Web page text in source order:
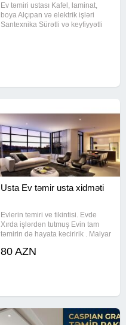
Ev təmiri ustası Kafel, laminat,
boya Alçıpan və elektrik işləri
Santexnika Sürətli və keyfiyyətli
Usta Ev təmir usta xidməti
Evlerin temiri ve tikintisi. Evde
Xırda işlərdən tutmuş Evin tam
təmirin də hayata keciririk . Malyar
Saniteknik (Su durbalarin və sair
80 AZN